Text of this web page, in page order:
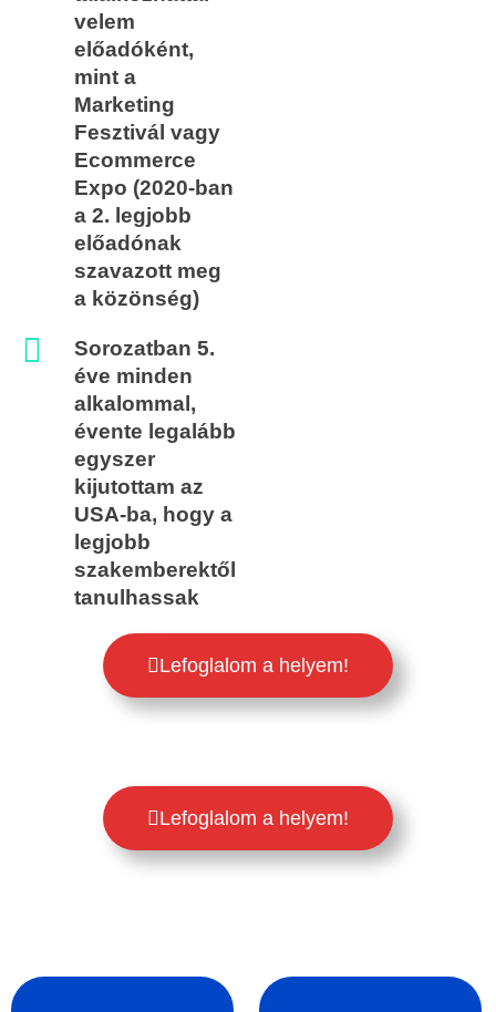
velem
előadóként,
mint a
Marketing
Fesztivál vagy
Ecommerce
Expo (2020-ban
a 2. legjobb
előadónak
szavazott meg
a közönség)
Sorozatban 5.
éve minden
alkalommal,
évente legalább
egyszer
kijutottam az
USA-ba, hogy a
legjobb
szakemberektől
tanulhassak
Lefoglalom a helyem!
Lefoglalom a helyem!